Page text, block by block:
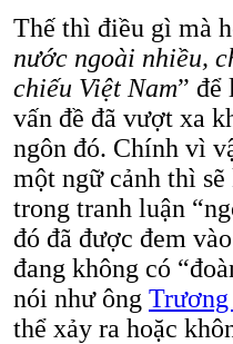
Thế thì điều gì mà
nước ngoài nhiều,
chiếu Việt Nam” để
vấn đề đã vượt xa
ngôn đó. Chính vì
một ngữ cảnh thì
trong tranh luận
đó đã được đem
đang không có
nói như ông
thể xảy ra hoặc